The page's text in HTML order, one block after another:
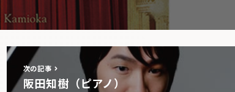
次の記事
阪田知樹（ピアノ）